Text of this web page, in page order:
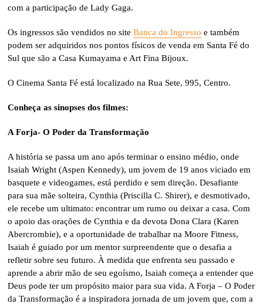
com a participação de Lady Gaga.
Os ingressos são vendidos no siteBanca do Ingresso e também
podem ser adquiridos nos pontos físicos de venda em Santa Fé do
Sul que são a Casa Kumayama e Art Fina Bijoux.
O Cinema Santa Fé está localizado na Rua Sete, 995, Centro.
Conheça as sinopses dos filmes:
A Forja- O Poder da Transformação
A história se passa um ano após terminar o ensino médio, onde
Isaiah Wright (Aspen Kennedy), um jovem de 19 anos viciado em
basquete e videogames, está perdido e sem direção. Desafiante
para sua mãe solteira, Cynthia (Priscilla C. Shirer), e desmotivado,
ele recebe um ultimato: encontrar um rumo ou deixar a casa. Com
o apoio das orações de Cynthia e da devota Dona Clara (Karen
Abercrombie), e a oportunidade de trabalhar na Moore Fitness,
Isaiah é guiado por um mentor surpreendente que o desafia a
refletir sobre seu futuro. À medida que enfrenta seu passado e
aprende a abrir mão de seu egoísmo, Isaiah começa a entender que
Deus pode ter um propósito maior para sua vida. A Forja – O Poder
da Transformação é a inspiradora jornada de um jovem que, com a